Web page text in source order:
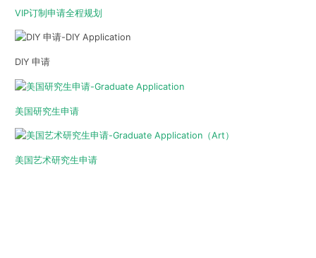
VIP订制申请全程规划
DIY 申请
美国研究生申请
美国艺术研究生申请